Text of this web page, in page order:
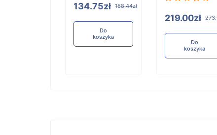
134.75zł 168.44zł
Do
koszyka
219.00zł
Do
koszyka